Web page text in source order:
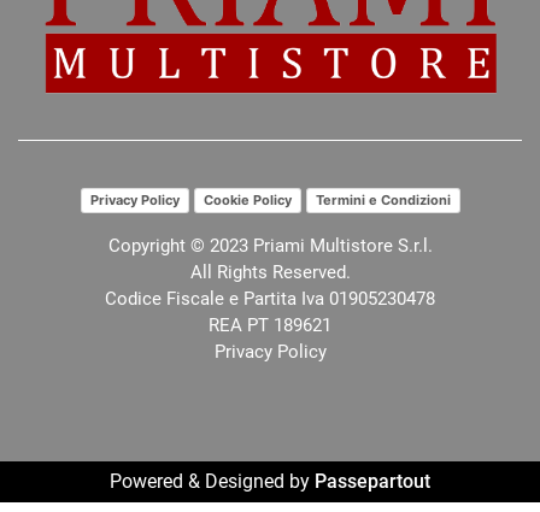
Privacy Policy Cookie Policy Termini e Condizioni
Copyright © 2023 Priami Multistore S.r.l.
All Rights Reserved.
Codice Fiscale e Partita Iva 01905230478
REA PT 189621
Privacy Policy
Powered & Designed by Passepartout